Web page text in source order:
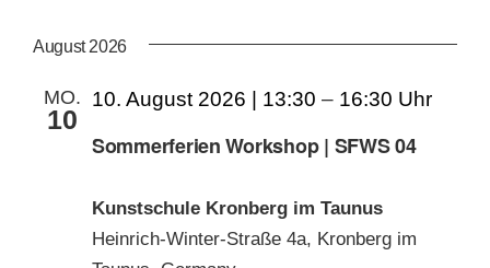
KUNSTSCHULE
KRONBERGER MALERKOLONIE
SUCHE
NACH:
wählen.
August 2026
MO.
10
Sommerferien Workshop | SFWS 04
10. August 2026 | 13:30 – 16:30
Kunstschule Kronberg im Taunus
Heinrich-Winter-Straße 4a, Kronberg im